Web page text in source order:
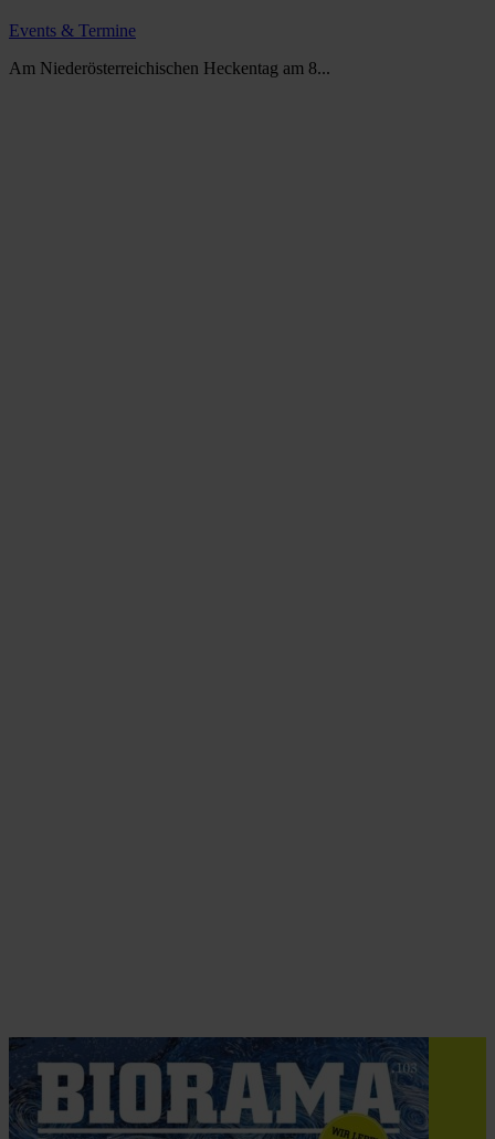
Events & Termine
Am Niederösterreichischen Heckentag am 8...